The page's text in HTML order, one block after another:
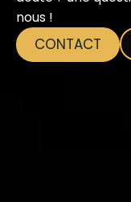
nous !
CONTACT